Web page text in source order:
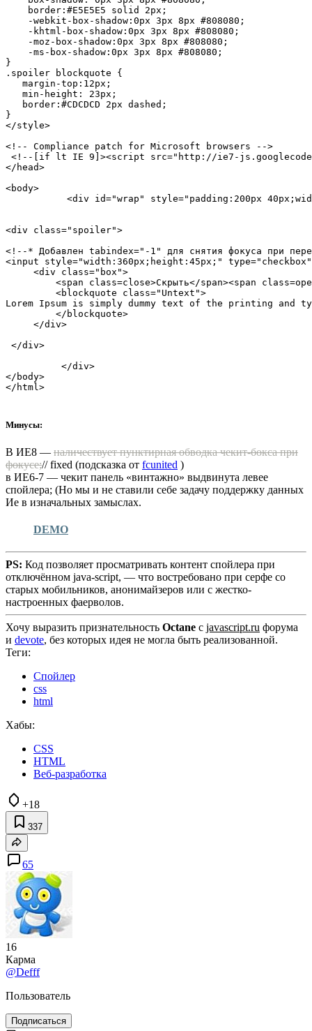
    border:#E5E5E5 solid 2px;
    -webkit-box-shadow:0px 3px 8px #808080;
    -khtml-box-shadow:0px 3px 8px #808080;
    -moz-box-shadow:0px 3px 8px #808080;
    -ms-box-shadow:0px 3px 8px #808080;
}
.spoiler blockquote {
   margin-top:12px;
   min-height: 23px;
   border:#CDCDCD 2px dashed;
}
</style>
<!-- Compliance patch for Microsoft browsers -->
<!--[if lt IE 9]><script src="http://ie7-
</head>
<body>
<div id="wrap" style="padding:200px
<div class="spoiler">
<!--* Добавлен tabindex="-1" для снятия фокуса при
<input style="width:360px;height:45px;"
     <div class="box">
<span class=close>Скрыть</span><span
         <blockquote class="Untext">
Lorem Ipsum is simply dummy text of the printing and
         </blockquote>
     </div>
</div>
          </div>
</body>
</html>
Минусы:
В ИЕ8 — наличествует пунктирная обводка чекит-бокса при
фокусе;// fixed (подсказка от fcunited )
в ИЕ6-7 — чекит панель «винтажно» выдвинута левее
спойлера; (Но мы и не ставили себе задачу поддержку данных
Ие в изначальных замыслах.
DEMO
PS: Код позволяет просматривать контент спойлера при
отключённом java-script, — что востребовано при серфе со
старых мобильников, анонимайзеров или с жестко-
настроенных фаерволов.
Хочу выразить признательность Octane с javascript.ru форума
и devote, без которых идея не могла быть реализованной.
Теги:
Cпойлер
css
html
Хабы:
CSS
HTML
Веб-разработка
+18
337
65
16
Карма
@Defff
Пользователь
Подписаться